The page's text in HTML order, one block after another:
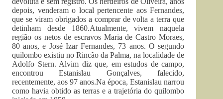
depois, venderam o local pertencente aos Fernandes,
que se viram obrigados a comprar de volta a terra que
detinham desde 1860.Atualmente, vivem naquela
região os netos de escravos Maria de Castro Moraes,
80 anos, e José Izar Fernandes, 73 anos. O segundo
quilombo existiu no Rincão da Palma, na localidade de
Adolfo Stern. Alvim diz que, em estudos de campo,
encontrou Estanislau Gonçalves, falecido,
recentemente, aos 97 anos.Na época, Estanislau narrou
como havia obtido as terras e a trajetória do quilombo